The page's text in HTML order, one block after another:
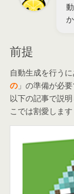
前提
自動生成を行う
の 」の準備が必
以下の記事で説
こでは割愛します